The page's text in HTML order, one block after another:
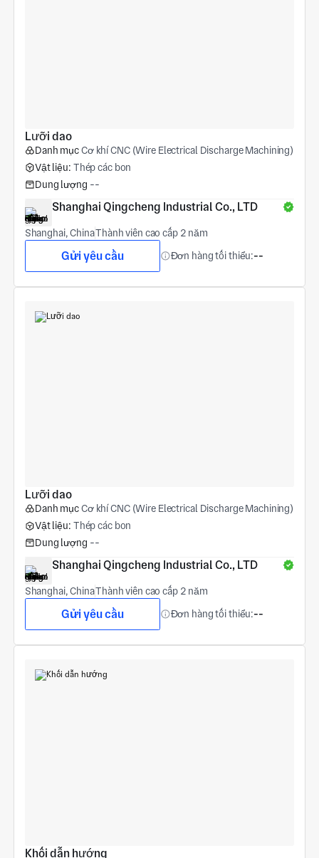
Lưỡi dao
Danh mụcCơ khí CNC (Wire Electrical Discharge Machining)
Vật liệu: Thép các bon
Dung lượng --
Shanghai Qingcheng Industrial Co., LTD
Shanghai, ChinaThành viên cao cấp 2 năm
Gửi yêu cầu Đơn hàng tối thiểu:--
Lưỡi dao
Danh mụcCơ khí CNC (Wire Electrical Discharge Machining)
Vật liệu: Thép các bon
Dung lượng --
Shanghai Qingcheng Industrial Co., LTD
Shanghai, ChinaThành viên cao cấp 2 năm
Gửi yêu cầu Đơn hàng tối thiểu:--
Khối dẫn hướng